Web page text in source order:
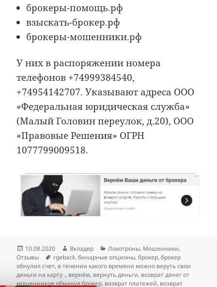
брокеры-помощь.рф
взыскать-брокер.рф
брокеры-мошенники.рф
У них в распоряжении номера
телефонов +74999384540,
+74954142707. Указывают адреса ООО
«Федеральная юридическая служба»
(Малый Головин переулок, д.20), ООО
«Правовые Решения» ОГРН
1077799009518.
Опубликовано
10.08.2020 Автор
Вкладер Рубрики
Лохотроны, Мошенники,
Отзывы
Метки
rgeback,бинарные опционы,брокер,брокер
обнулил счет, в течении какого времени можно веруть свои
деньги на карту ., вернём, вернуть деньги, возврат денег от
мошенников обманул брокер, возврат платежей, возврат